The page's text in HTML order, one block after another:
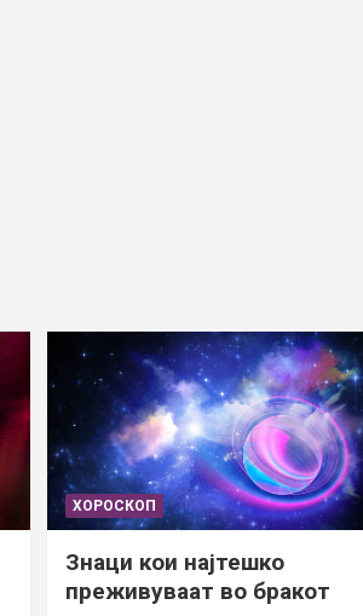
ХОРОСКОП
Знаци кои најтешко
преживуваат во бракот